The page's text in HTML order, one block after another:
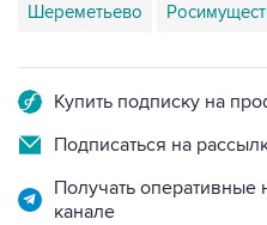
Шереметьево
Купить подписку на
Подписаться на
Получать
канале